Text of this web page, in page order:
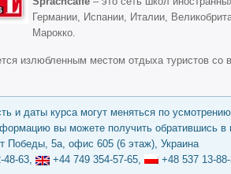
Германии, Испании, Италии,
Марокко.
излюбленным местом отдыха туристов
и даты курса могут меняться по
вы можете получить обратившись в
Победы, 5а, офис 605 (6 этаж), Украина
48-63, +44 749 354-57-65, +48 537 13-